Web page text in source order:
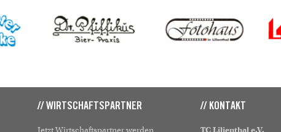
// WIRTSCHAFTSPARTNER // KONTAKT